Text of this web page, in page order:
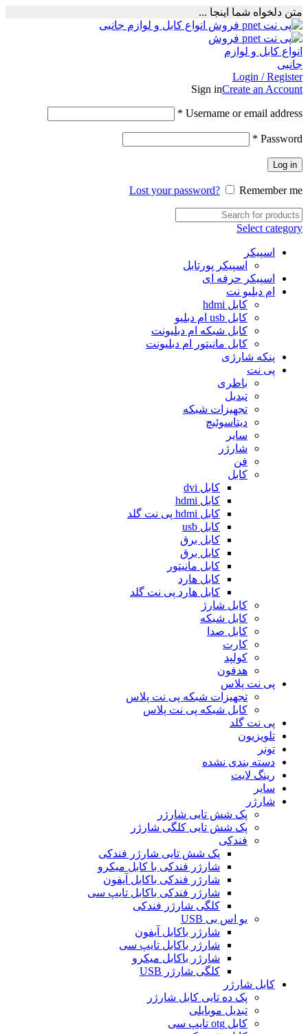
متن دلخواه شما اینجا ...
Login / Register
Sign inCreate an Account
Username or email address
*
Password
*
Log in
Lost your password? Remember me
Select category
اسپیکر
اسپیکر پورتابل
اسپیکر حرفه ای
ام دبلیو نت
کابل hdmi
کابل usb ام دبلیو
کابل شبکه ام دبلیونت
کابل مانیتور ام دبلیونت
پنکه شارژی
پی نت
باطری
تبدیل
تجهیزات شبکه
دیتاسوئیچ
سایر
شارژر
فن
کابل
کابل dvi
کابل hdmi
کابل hdmi پی نت گلد
کابل usb
کابل برق
کابل برق
کابل مانیتور
کابل هارد
کابل هارد پی نت گلد
کابل شارژ
کابل شبکه
کابل صدا
کارت
کولپد
هدفون
پی نت پلاس
تجهیزات شبکه پی نت پلاس
کابل شبکه پی نت پلاس
پی نت گلد
تلویزیون
تونر
دسته بندی نشده
رینگ لایت
سایر
شارژر
پک شش تایی شارژر
پک شش تایی کلگی شارژر
فندکی
پک شش تایی شارژر فندکی
شارژر فندکی با کابل میکرو
شارژر فندکی باکابل آیفون
شارژر فندکی باکابل تایپ سی
کلگی شارژر فندکی
یو اس بی USB
شارژر باکابل آیفون
شارژر باکابل تایپ سی
شارژر باکابل میکرو
کلگی شارژر USB
کابل شارژر
پک ده تایی کابل شارژر
تبدیل موبایلی
کابل otg تایپ سی